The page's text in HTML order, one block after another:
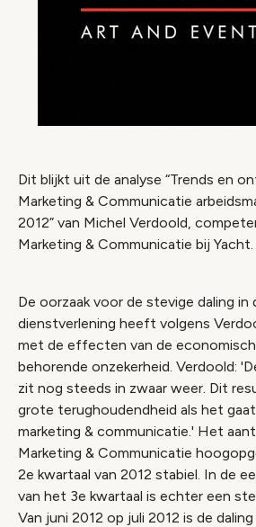
Dit blijkt uit de analyse “Trends en
Marketing & Communicatie
2012” van Michel Verdoold,
Marketing & Communicatie bij Yacht.
De oorzaak voor de stevige daling in
dienstverlening heeft volgens
met de effecten van de
behorende onzekerheid. Verdoold:
zit nog steeds in zwaar weer. Dit
grote terughoudendheid als het
marketing & communicatie.' Het
Marketing & Communicatie
2e kwartaal van 2012 stabiel. In de
van het 3e kwartaal is echter een
Van juni 2012 op juli 2012 is de